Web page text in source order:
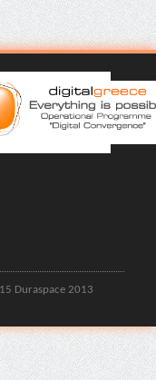
Duraspace 2013